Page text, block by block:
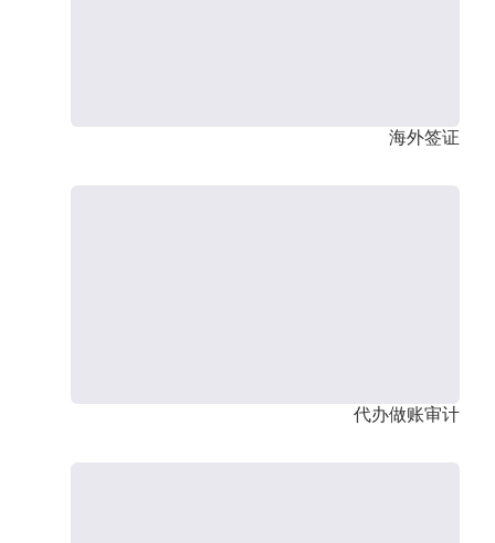
海外签证
代办做账审计